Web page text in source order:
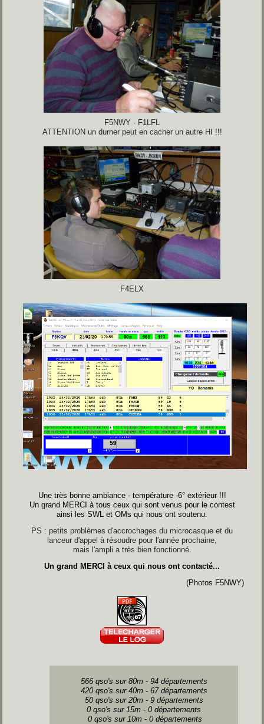
F5NWY - F1LFL
ATTENTION un durner peut en cacher un autre HI !!!
F4ELX
Une très bonne ambiance - température -6° extérieur !!!
Un grand MERCI à tous ceux qui sont venus pour le contest
ainsi les SWL et OMs qui nous ont soutenu.
PS : petits problèmes d'accrochages du microcasque et du
lanceur d'appel à résoudre pour l'année prochaine,
mais l'ampli a très bien fonctionné.
Un grand MERCI à ceux qui nous ont contacté...
(Photos F5NWY)
566 qso's sur 80m - 94 départements
420 qso's sur 40m - 67 départements
50 qso's sur 20m - 9 départements
0 qso's sur 15m - 0 départements
0 qso's sur 10m - 0 départements